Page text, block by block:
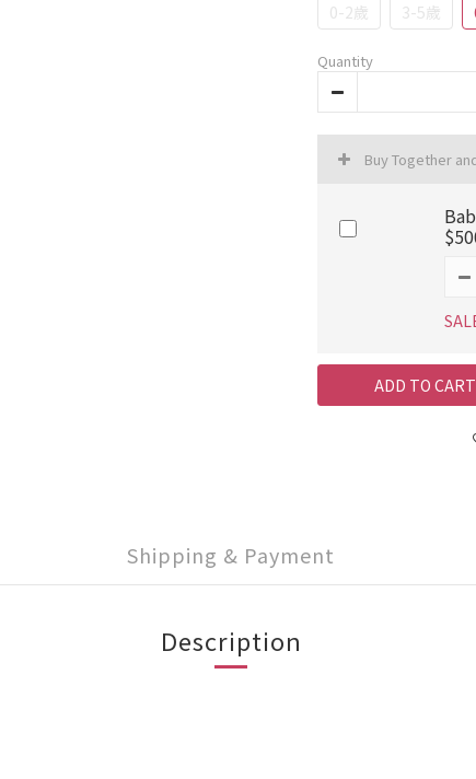
0-2歲 3-5歲
Quantity
Buy Together
ADD TO CART
Shipping & Payment
Description